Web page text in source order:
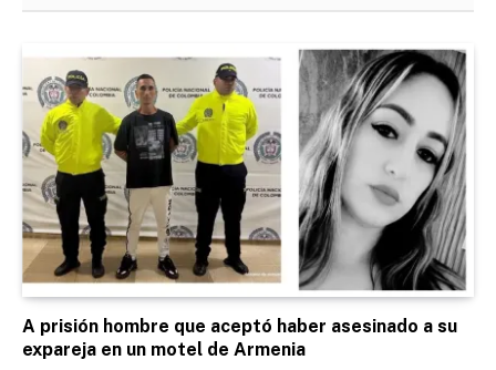
A prisión hombre que aceptó haber asesinado a su
expareja en un motel de Armenia